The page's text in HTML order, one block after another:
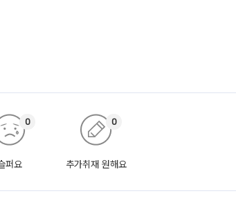
퍼요
0
추가취재 원해요
0